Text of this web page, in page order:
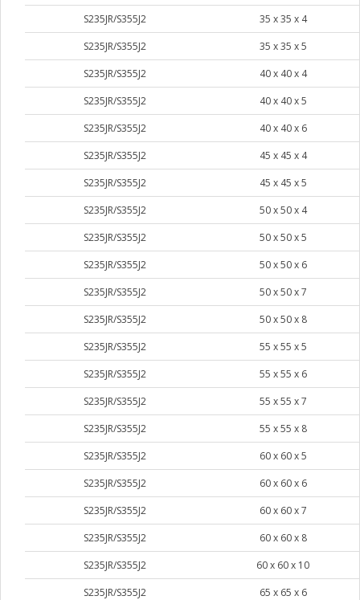
S235JR/S355J2
35 х 35 х 4
S235JR/S355J2
35 х 35 х 5
S235JR/S355J2
40 х 40 х 4
S235JR/S355J2
40 х 40 х 5
S235JR/S355J2
40 х 40 х 6
S235JR/S355J2
45 х 45 х 4
S235JR/S355J2
45 х 45 х 5
S235JR/S355J2
50 х 50 х 4
S235JR/S355J2
50 х 50 х 5
S235JR/S355J2
50 х 50 х 6
S235JR/S355J2
50 х 50 х 7
S235JR/S355J2
50 х 50 х 8
S235JR/S355J2
55 х 55 х 5
S235JR/S355J2
55 х 55 х 6
S235JR/S355J2
55 х 55 х 7
S235JR/S355J2
55 х 55 х 8
S235JR/S355J2
60 х 60 х 5
S235JR/S355J2
60 х 60 х 6
S235JR/S355J2
60 х 60 х 7
S235JR/S355J2
60 х 60 х 8
S235JR/S355J2
60 х 60 х 10
S235JR/S355J2
65 х 65 х 6